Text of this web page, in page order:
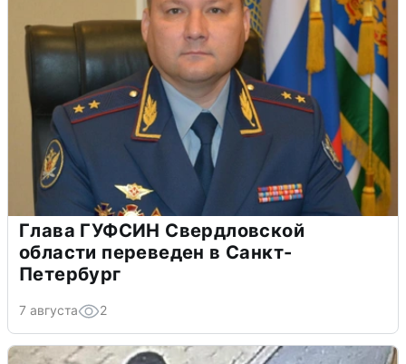
Глава ГУФСИН Свердловской
области переведен в Санкт-
Петербург
7 августа 2